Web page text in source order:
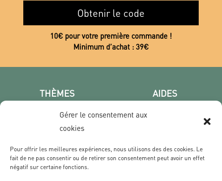
Gérer le consentement aux
cookies
Pour offrir les meilleures expériences, nous utilisons des des cookies. Le
fait de ne pas consentir ou de retirer son consentement peut avoir un effet
négatif sur certaine fonctions.
Obtenir le code
10€ pour votre première commande !
Minimum d’achat : 39€
THÈMES
Poster photo
Les villes
Film & Série
AIDES